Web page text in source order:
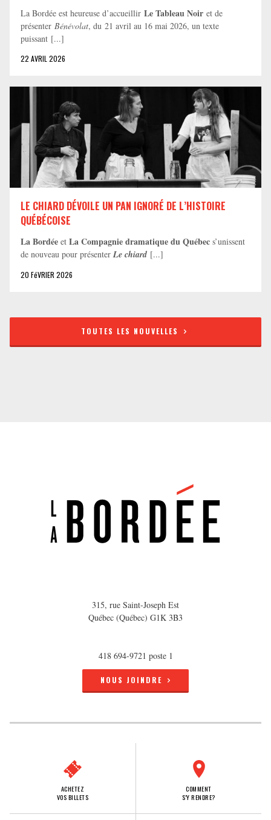
La Bordée est heureuse d’accueillir Le Tableau Noir et de
présenter Bénévolat, du 21 avril au 16 mai 2026, un texte
puissant [...]
22 AVRIL 2026
LE CHIARD DÉVOILE UN PAN IGNORÉ DE L’HISTOIRE
QUÉBÉCOISE
La Bordée et La Compagnie dramatique du Québec s’unissent
de nouveau pour présenter Le chiard [...]
20 FéVRIER 2026
TOUTES LES NOUVELLES
315, rue Saint-Joseph Est
Québec (Québec) G1K 3B3
418 694-9721 poste 1
NOUS JOINDRE
ACHETEZ
VOS BILLETS
COMMENT
S'Y RENDRE?